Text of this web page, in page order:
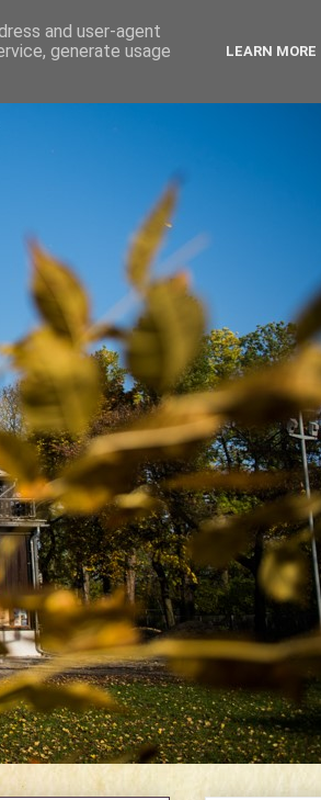
and user-agent
generate usage
LEARN MORE